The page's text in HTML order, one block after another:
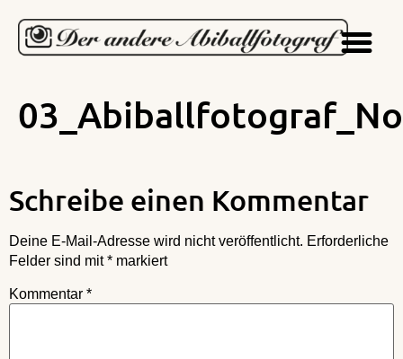
Schreibe einen Kommentar
Deine E-Mail-Adresse wird nicht veröffentlicht. Erforderliche
Felder sind mit* markiert
Kommentar *